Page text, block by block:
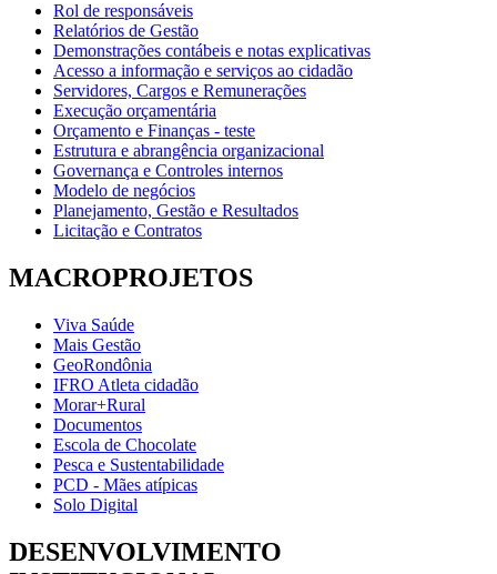
Rol de responsáveis
Relatórios de Gestão
Demonstrações contábeis e notas explicativas
Acesso a informação e serviços ao cidadão
Servidores, Cargos e Remunerações
Execução orçamentária
Orçamento e Finanças - teste
Estrutura e abrangência organizacional
Governança e Controles internos
Modelo de negócios
Planejamento, Gestão e Resultados
Licitação e Contratos
MACROPROJETOS
Viva Saúde
Mais Gestão
GeoRondônia
IFRO Atleta cidadão
Morar+Rural
Documentos
Escola de Chocolate
Pesca e Sustentabilidade
PCD - Mães atípicas
Solo Digital
DESENVOLVIMENTO